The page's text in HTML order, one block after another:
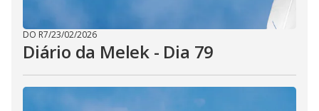
DO R7/23/02/2026
Diário da Melek - Dia 79